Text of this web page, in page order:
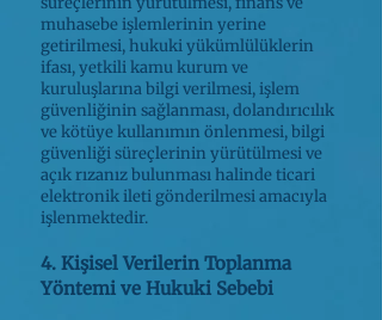
muhasebe işlemlerinin yerine
getirilmesi, hukuki yükümlülüklerin
ifası, yetkili kamu kurum ve
kuruluşlarına bilgi verilmesi, işlem
güvenliğinin sağlanması, dolandırıcılık
ve kötüye kullanımın önlenmesi, bilgi
güvenliği süreçlerinin yürütülmesi ve
açık rızanız bulunması halinde ticari
elektronik ileti gönderilmesi amacıyla
işlenmektedir.
4. Kişisel Verilerin Toplanma
Yöntemi ve Hukuki Sebebi